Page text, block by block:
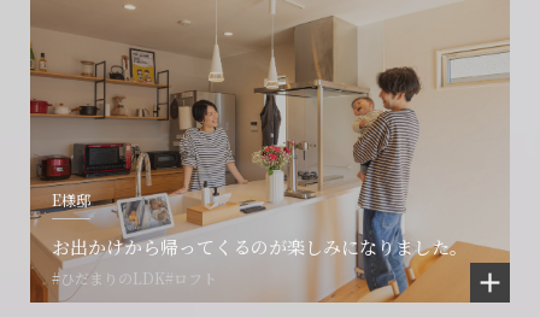
E様邸
お出かけから帰ってくるのが楽しみになりました。
#ひだまりのLDK#ロフト